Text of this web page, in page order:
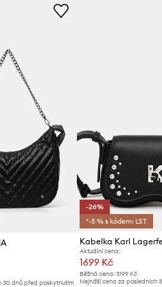
30 dnů před poskytnutím
-26%
*-5 % s kódem: LST
Kabelka Karl
Aktuální cena:
1699 Kč
Běžná cena: 3199 Kč
Nejnižší cena za posledních